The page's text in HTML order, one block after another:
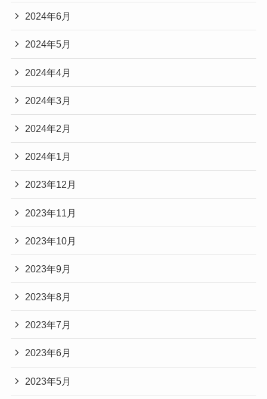
2024年6月
2024年5月
2024年4月
2024年3月
2024年2月
2024年1月
2023年12月
2023年11月
2023年10月
2023年9月
2023年8月
2023年7月
2023年6月
2023年5月